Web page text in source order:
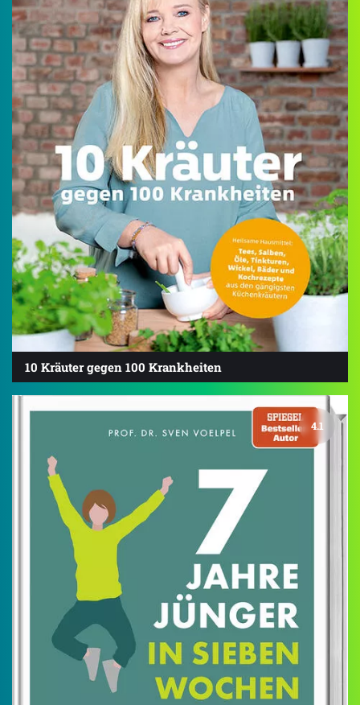
10 Kräuter gegen 100 Krankheiten
4.1